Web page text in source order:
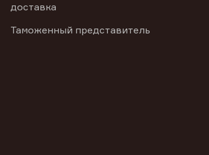
доставка
Таможенный представитель